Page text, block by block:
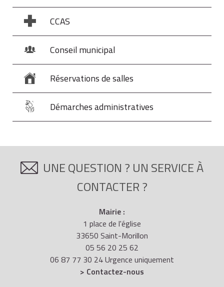
CCAS
Conseil municipal
Réservations de salles
Démarches administratives
UNE QUESTION ? UN SERVICE À
CONTACTER ?
Mairie :
1 place de l'église
33650 Saint-Morillon
05 56 20 25 62
06 87 77 30 24 Urgence uniquement
> Contactez-nous